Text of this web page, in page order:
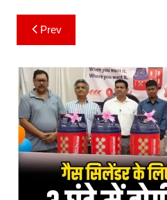
Post
navigation
Prev